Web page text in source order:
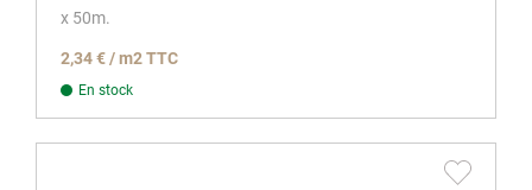
x 50m.
2,34 € / m2 TTC
En stock